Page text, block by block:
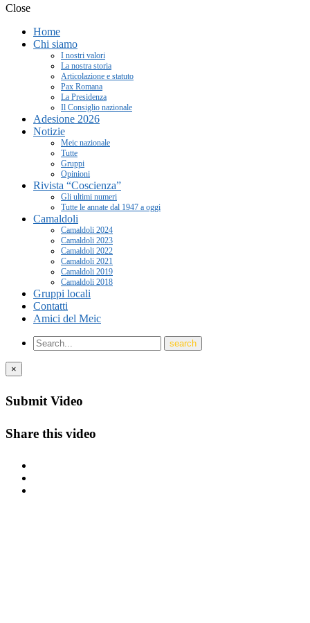
Close
Home
Chi siamo
I nostri valori
La nostra storia
Articolazione e statuto
Pax Romana
La Presidenza
Il Consiglio nazionale
Adesione 2026
Notizie
Meic nazionale
Tutte
Gruppi
Opinioni
Rivista “Coscienza”
Gli ultimi numeri
Tutte le annate dal 1947 a oggi
Camaldoli
Camaldoli 2024
Camaldoli 2023
Camaldoli 2022
Camaldoli 2021
Camaldoli 2019
Camaldoli 2018
Gruppi locali
Contatti
Amici del Meic
×
Submit Video
Share this video